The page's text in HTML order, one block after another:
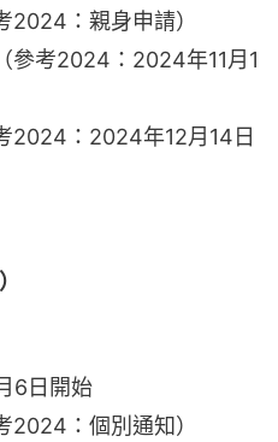
2024：親身申請）
參考2024：2024年11月1
2024：2024年12月14日
6日開始
2024：個別通知）